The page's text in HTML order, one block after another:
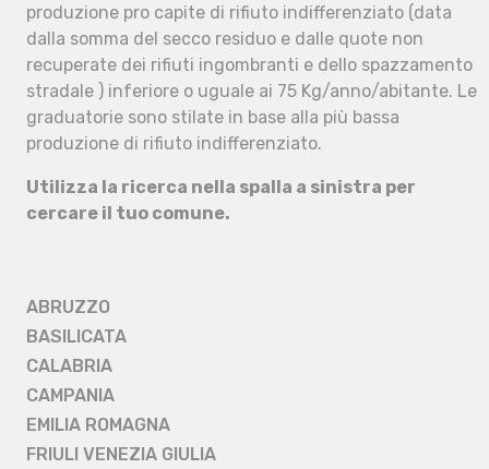
produzione pro capite di rifiuto indifferenziato (data
dalla somma del secco residuo e dalle quote non
recuperate dei rifiuti ingombranti e dello spazzamento
stradale ) inferiore o uguale ai 75 Kg/anno/abitante. Le
graduatorie sono stilate in base alla più bassa
produzione di rifiuto indifferenziato.
Utilizza la ricerca nella spalla a sinistra per
cercare il tuo comune.
ABRUZZO
BASILICATA
CALABRIA
CAMPANIA
EMILIA ROMAGNA
FRIULI VENEZIA GIULIA